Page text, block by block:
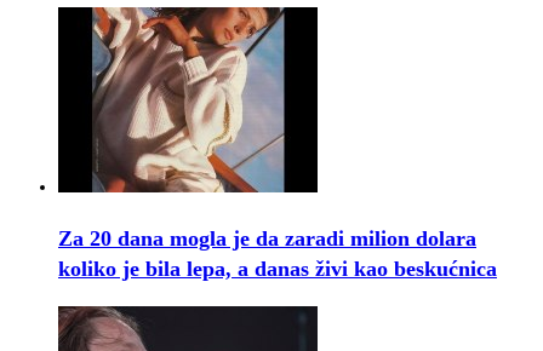
Za 20 dana mogla je da zaradi milion dolara
koliko je bila lepa, a danas živi kao beskućnica